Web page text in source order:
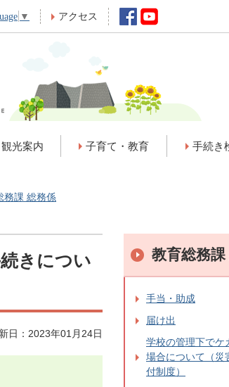
▼ アクセス
観光案内 子育て・教育 手続き
務課 総務係
きについ
日：2023年01月24日
教育総務
手当・助成
届け出
学校の管理下でケ
場合について（災
付制度）